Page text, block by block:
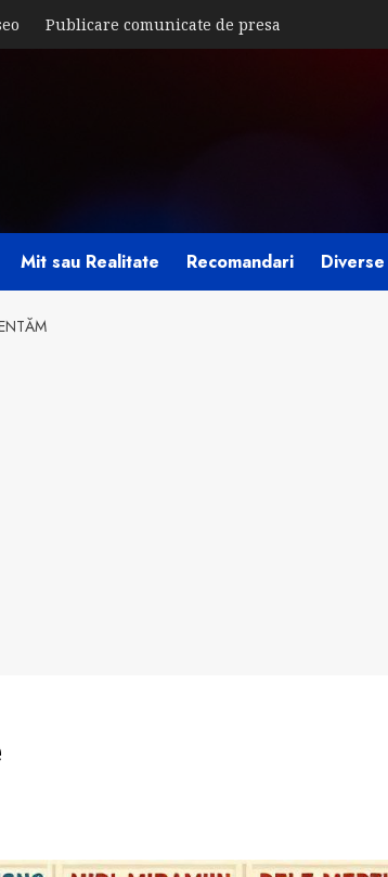
Publicare comunicate de presa
Mit sau Realitate Recomandari Diverse